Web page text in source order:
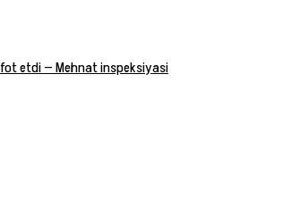
etdi — Mehnat inspeksiyasi